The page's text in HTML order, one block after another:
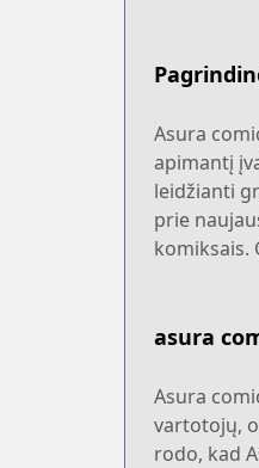
Asura
apimantį
leidžianti
prie
komiksais.
asura
Asura
vartotojų,
rodo, kad